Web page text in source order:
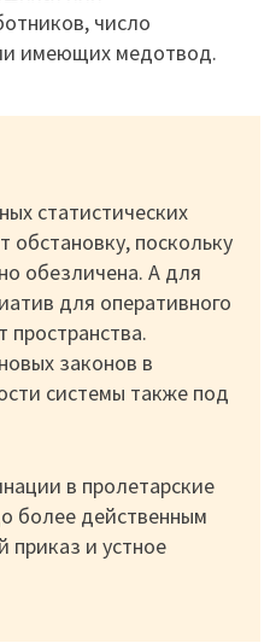
число
имеющих медотвод.
статистических
обстановку, поскольку
обезличена. А для
для оперативного
пространства.
законов в
системы также под
в пролетарские
более действенным
приказ и устное